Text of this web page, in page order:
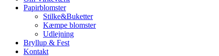
Papirblomster
Stilke&Buketter
Kæmpe blomster
Udlejning
Bryllup & Fest
Kontakt